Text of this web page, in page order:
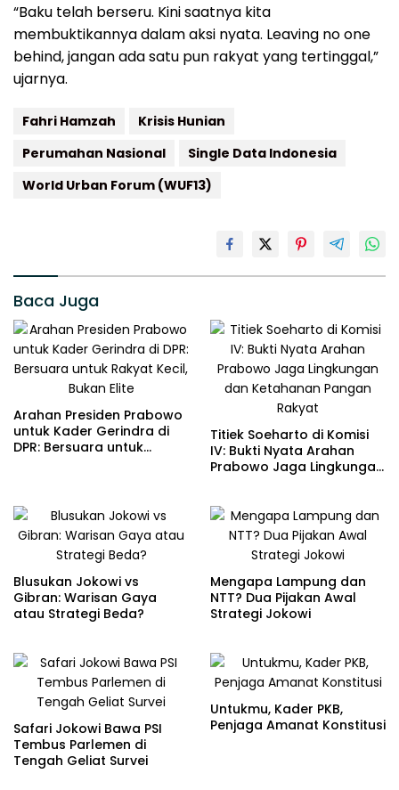
“Baku telah berseru. Kini saatnya kita
membuktikannya dalam aksi nyata. Leaving no one
behind, jangan ada satu pun rakyat yang tertinggal,”
ujarnya.
Fahri Hamzah
Krisis Hunian
Perumahan Nasional
Single Data Indonesia
World Urban Forum (WUF13)
Baca Juga
Arahan Presiden Prabowo
untuk Kader Gerindra di
DPR: Bersuara untuk
Titiek Soeharto di Komisi
IV: Bukti Nyata Arahan
Prabowo Jaga Lingkungan
Blusukan Jokowi vs
Gibran: Warisan Gaya
atau Strategi Beda?
Mengapa Lampung dan
NTT? Dua Pijakan Awal
Strategi Jokowi
Safari Jokowi Bawa PSI
Tembus Parlemen di
Tengah Geliat Survei
Untukmu, Kader PKB,
Penjaga Amanat Konstitusi